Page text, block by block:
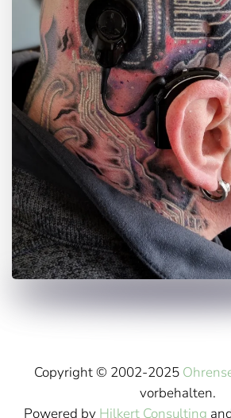
Copyright © 2002-2025
vorbehalten.
Powered by Hilkert Consulting